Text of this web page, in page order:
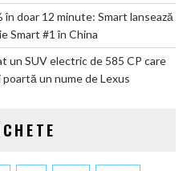
în doar 12 minute: Smart lansează
Smart #1 în China
un SUV electric de 585 CP care
poartă un nume de Lexus